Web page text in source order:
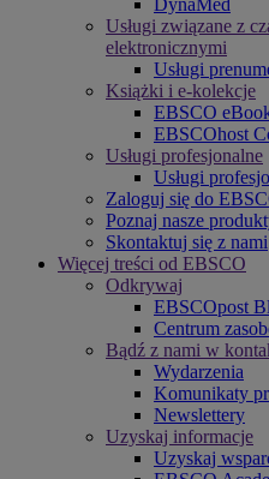
DynaMed
Usługi związane z
elektronicznymi
Usługi
Książki i e-kolekcje
EBSCO
EBSCOhost
Usługi profesjonalne
Usługi
Zaloguj się do
Poznaj nasze
Skontaktuj się z nami
Więcej treści od EBSCO
Odkrywaj
EBSCOpost
Centrum
Bądź z nami w
Wydarzenia
Komunikaty
Newslettery
Uzyskaj informacje
Uzyskaj